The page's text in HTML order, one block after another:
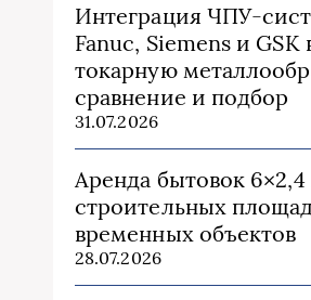
Интеграция ЧПУ-
Fanuc, Siemens и GSK
токарную
сравнение и подбор
31.07.2026
Аренда бытовок
строительных
временных объектов
28.07.2026